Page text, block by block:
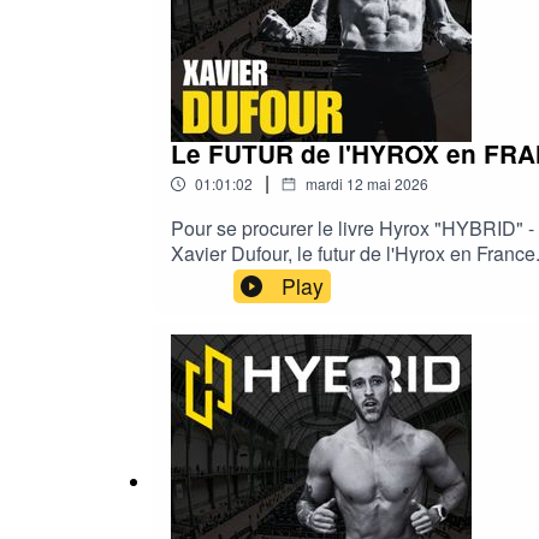
nutrition.fr
Le FUTUR de l'HYROX en
01:01:02 | mardi 12 mai 2026
Pour se procurer le livre Hyrox "HYBRID"
Xavier Dufour, le futur de l'Hyrox en
ambitions.C'est un régal !QUI EST
repose sur la culture de l'athlète hybride
mes contenus pédagogiques,
progression durable et naturelle----
https://www.rudycoia.com/produit/suivi-
alimentaires : https://www.superphysique-
Play